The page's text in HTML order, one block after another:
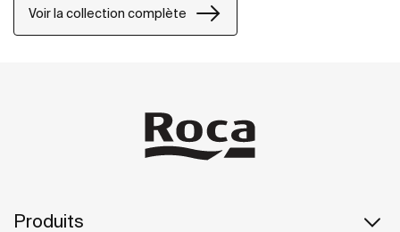
Voir la collection complète
Produits